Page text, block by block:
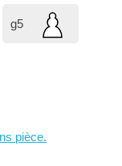
g5
pièce.